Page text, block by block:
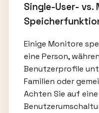
Single-User- vs.
Einige Monitore
eine Person,
Benutzerprofile
Familien oder
Achten Sie auf